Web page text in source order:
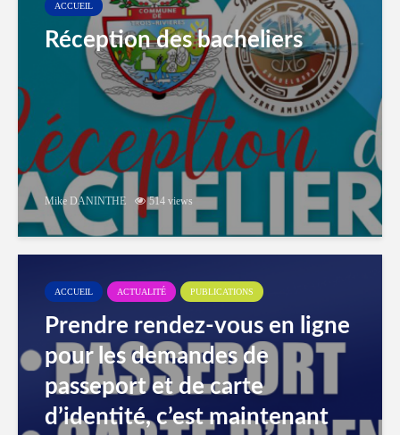
ACCUEIL
Réception des bacheliers
Mike DANINTHE 514 views
ACCUEIL ACTUALITÉ PUBLICATIONS
Prendre rendez-vous en ligne
pour les demandes de
passeport et de carte
d’identité, c’est maintenant